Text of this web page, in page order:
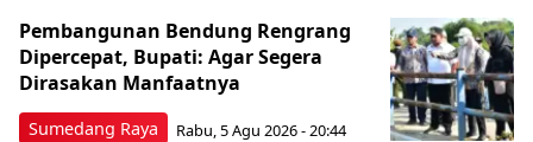
Sumedang Raya
Pembangunan Bendung Rengrang
Dipercepat, Bupati: Agar Segera
Dirasakan Manfaatnya
Rabu, 5 Agu 2026 - 20:44